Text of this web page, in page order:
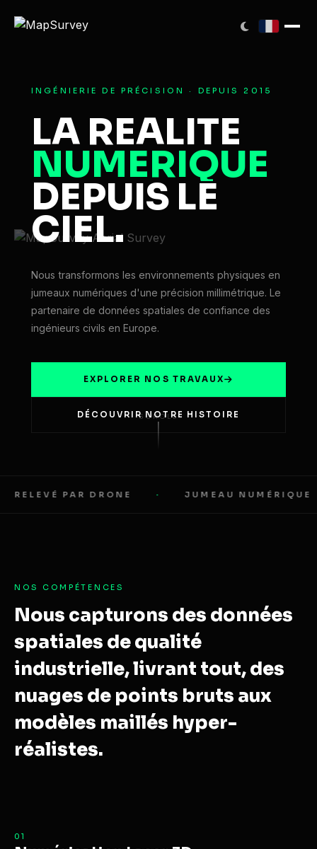
INGÉNIERIE DE PRÉCISION · DEPUIS 2015
LA RÉALITÉ
NUMÉRIQUE
DEPUIS LE
CIEL.
Nous transformons les environnements physiques en
jumeaux numériques d'une précision millimétrique. Le
partenaire de données spatiales de confiance des
ingénieurs civils en Europe.
EXPLORER NOS TRAVAUX
DÉCOUVRIR NOTRE HISTOIRE
SCROLL
RELEVÉ PAR DRONE JUMEAU NUMÉRIQUE
NOS COMPÉTENCES
Nous capturons des données
spatiales de qualité
industrielle, livrant tout, des
nuages de points bruts aux
modèles maillés hyper-
réalistes.
01